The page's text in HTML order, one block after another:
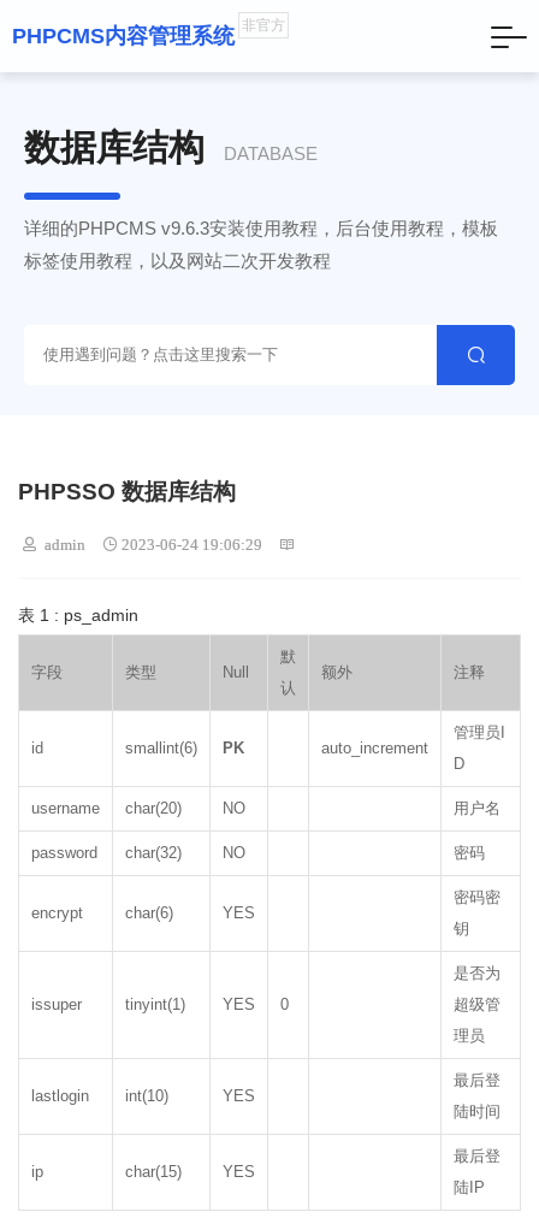
PHPCMS内容管理系统 非官方
数据库结构 DATABASE
详细的PHPCMS v9.6.3安装使用教程，后台使用教程，模板
标签使用教程，以及网站二次开发教程

PHPSSO 数据库结构
 admin  2023-06-24 19:06:29 
表 1 : ps_admin
字段 类型 Null
默
认
额外 注释
id smallint(6) PK auto_increment
管理员I
D
username char(20) NO 用户名
password char(32) NO 密码
encrypt char(6) YES
密码密
钥
issuper tinyint(1) YES 0
是否为
超级管
理员
lastlogin int(10) YES
最后登
陆时间
ip char(15) YES
最后登
陆IP